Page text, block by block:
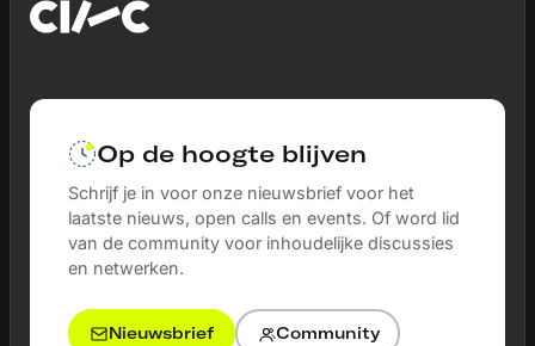
Op de hoogte blijven
Schrijf je in voor onze nieuwsbrief voor het
laatste nieuws, open calls en events. Of word lid
van de community voor inhoudelijke discussies
en netwerken.
Nieuwsbrief Community